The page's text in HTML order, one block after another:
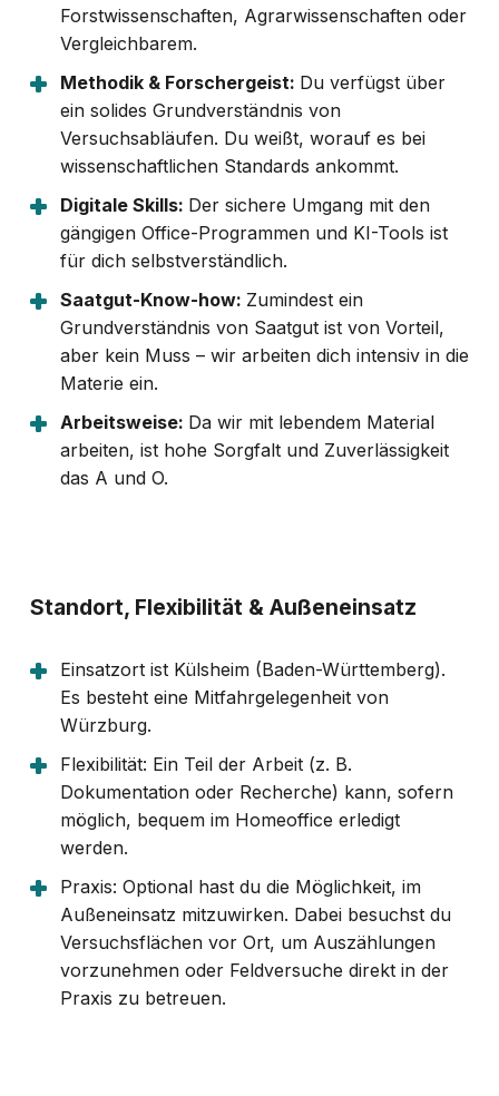
Forstwissenschaften, Agrarwissenschaften oder
Vergleichbarem.
Methodik & Forschergeist: Du verfügst über
ein solides Grundverständnis von
Versuchsabläufen. Du weißt, worauf es bei
wissenschaftlichen Standards ankommt.
Digitale Skills: Der sichere Umgang mit den
gängigen Office-Programmen und KI-Tools ist
für dich selbstverständlich.
Saatgut-Know-how: Zumindest ein
Grundverständnis von Saatgut ist von Vorteil,
aber kein Muss – wir arbeiten dich intensiv in die
Materie ein.
Arbeitsweise: Da wir mit lebendem Material
arbeiten, ist hohe Sorgfalt und Zuverlässigkeit
das A und O.
Standort, Flexibilität & Außeneinsatz
Einsatzort ist Külsheim (Baden-Württemberg).
Es besteht eine Mitfahrgelegenheit von
Würzburg.
Flexibilität: Ein Teil der Arbeit (z. B.
Dokumentation oder Recherche) kann, sofern
möglich, bequem im Homeoffice erledigt
werden.
Praxis: Optional hast du die Möglichkeit, im
Außeneinsatz mitzuwirken. Dabei besuchst du
Versuchsflächen vor Ort, um Auszählungen
vorzunehmen oder Feldversuche direkt in der
Praxis zu betreuen.